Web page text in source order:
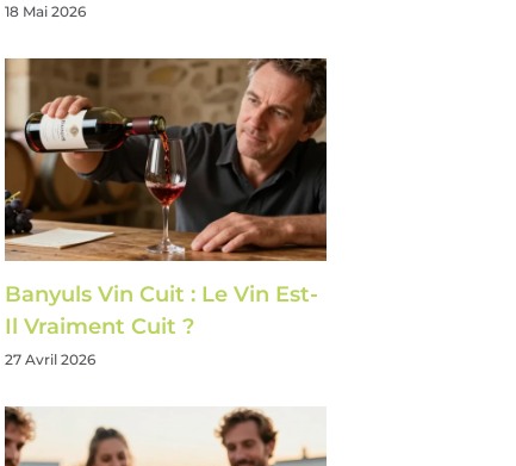
18 Mai 2026
Banyuls Vin Cuit : Le Vin Est-
Il Vraiment Cuit ?
27 Avril 2026